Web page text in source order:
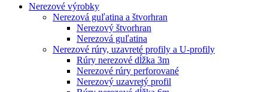
Nerezové výrobky
Nerezová guľatina a štvorhran
Nerezový štvorhran
Nerezová guľatina
Nerezové rúry, uzavreté profily a U-profily
Rúry nerezové dĺžka 3m
Nerezové rúry perforované
Nerezový uzavretý profil